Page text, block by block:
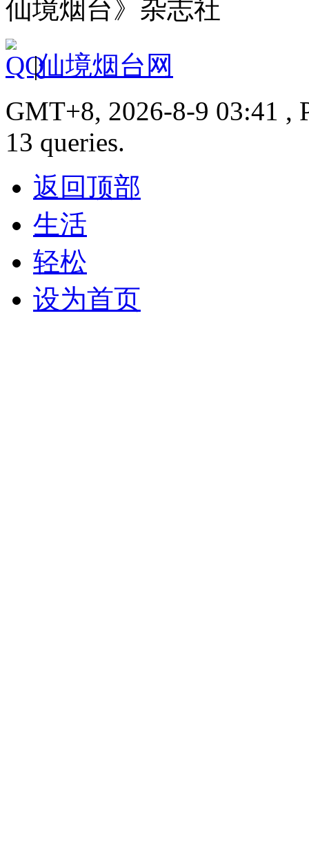
仙境烟台》杂志社
|仙境烟台网
GMT+8, 2026-8-9 03:41 ,
13 queries.
返回顶部
生活
轻松
设为首页